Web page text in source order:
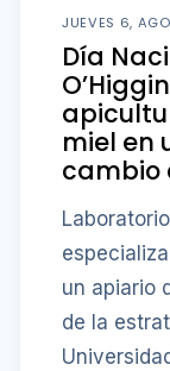
JUEVES 6,
Día
miel en
cambio
un apiario
de la